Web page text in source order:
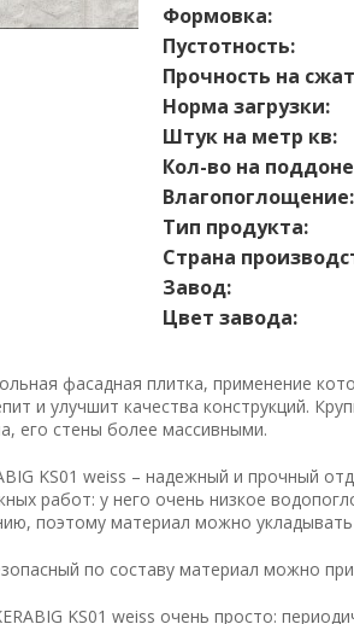
Формовка:
Пустотность:
Прочность на
Норма загрузки:
Штук на метр кв:
Кол-во на
Влагопоглощение:
Тип продукта:
Страна
Завод:
Цвет завода:
фасадная плитка, применение
и улучшит качества конструкций.
его стены более массивными.
KS01 weiss – надежный и прочный
работ: у него очень низкое
поэтому материал можно
по составу материал можно
KS01 weiss очень просто: